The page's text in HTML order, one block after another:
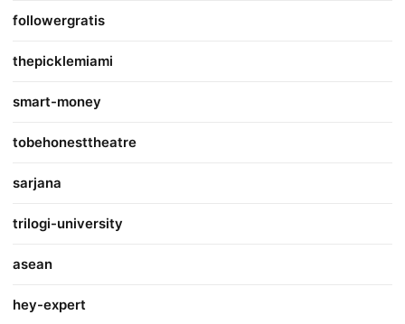
followergratis
thepicklemiami
smart-money
tobehonesttheatre
sarjana
trilogi-university
asean
hey-expert